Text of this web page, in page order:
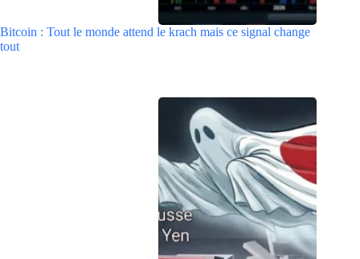
Bitcoin : Tout le monde attend le krach mais ce signal change
tout